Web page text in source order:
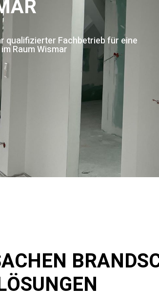
qualifizierter Fachbetrieb für eine
Raum Wismar